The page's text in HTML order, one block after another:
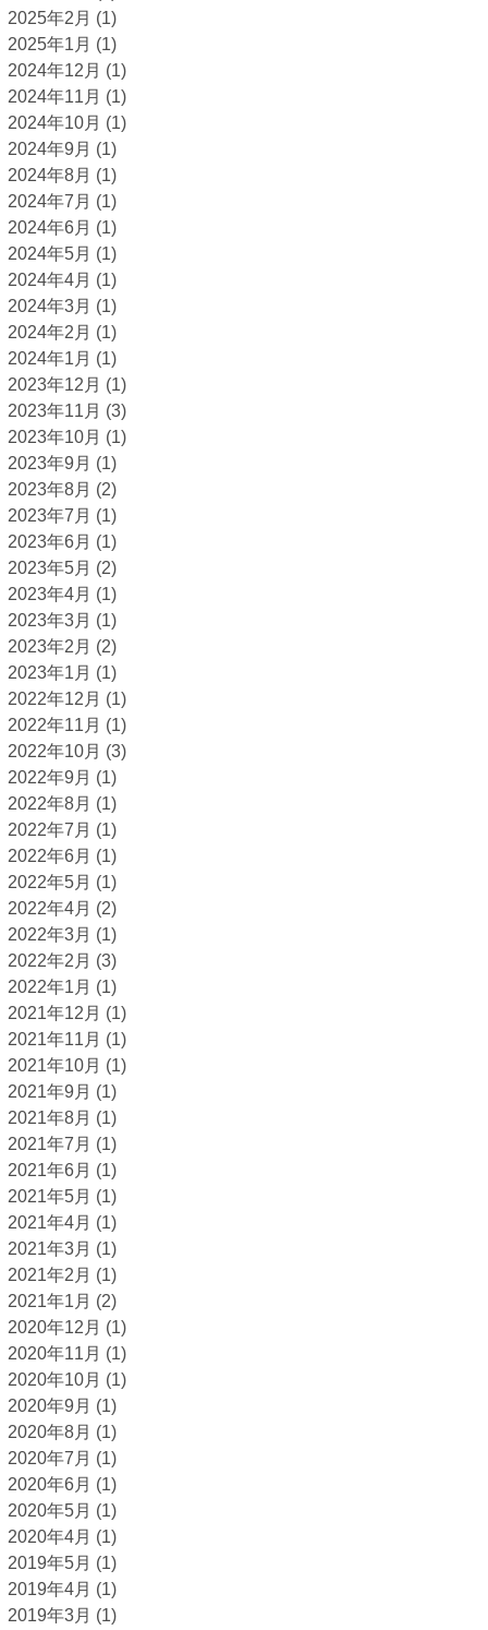
2025年2月 (1)
2025年1月 (1)
2024年12月 (1)
2024年11月 (1)
2024年10月 (1)
2024年9月 (1)
2024年8月 (1)
2024年7月 (1)
2024年6月 (1)
2024年5月 (1)
2024年4月 (1)
2024年3月 (1)
2024年2月 (1)
2024年1月 (1)
2023年12月 (1)
2023年11月 (3)
2023年10月 (1)
2023年9月 (1)
2023年8月 (2)
2023年7月 (1)
2023年6月 (1)
2023年5月 (2)
2023年4月 (1)
2023年3月 (1)
2023年2月 (2)
2023年1月 (1)
2022年12月 (1)
2022年11月 (1)
2022年10月 (3)
2022年9月 (1)
2022年8月 (1)
2022年7月 (1)
2022年6月 (1)
2022年5月 (1)
2022年4月 (2)
2022年3月 (1)
2022年2月 (3)
2022年1月 (1)
2021年12月 (1)
2021年11月 (1)
2021年10月 (1)
2021年9月 (1)
2021年8月 (1)
2021年7月 (1)
2021年6月 (1)
2021年5月 (1)
2021年4月 (1)
2021年3月 (1)
2021年2月 (1)
2021年1月 (2)
2020年12月 (1)
2020年11月 (1)
2020年10月 (1)
2020年9月 (1)
2020年8月 (1)
2020年7月 (1)
2020年6月 (1)
2020年5月 (1)
2020年4月 (1)
2019年5月 (1)
2019年4月 (1)
2019年3月 (1)